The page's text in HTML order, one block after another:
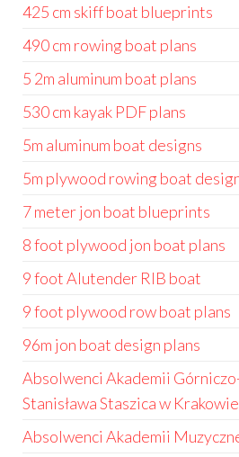
425 cm skiff boat blueprints
490 cm rowing boat plans
5 2m aluminum boat plans
530 cm kayak PDF plans
5m aluminum boat designs
5m plywood rowing boat
7 meter jon boat blueprints
8 foot plywood jon boat plans
9 foot Alutender RIB boat
9 foot plywood row boat plans
96m jon boat design plans
Absolwenci Akademii
Stanisława Staszica w Krakowie
Absolwenci Akademii